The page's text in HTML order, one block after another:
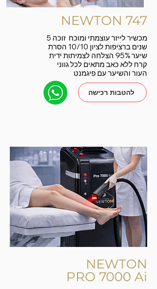
NEWTON 747
מכשיר לייזר עוצמתי ומוכח זוכה 5
שנים ברציפות לציון 10/10 הסרת
שיער 95% הצלחה לצמיתות ידית
קרח ללא כאב מתאים לכל גווני
העור והשיער עם פיגמנט
להטבות רכישה
NEWTON
PRO 7000 Ai